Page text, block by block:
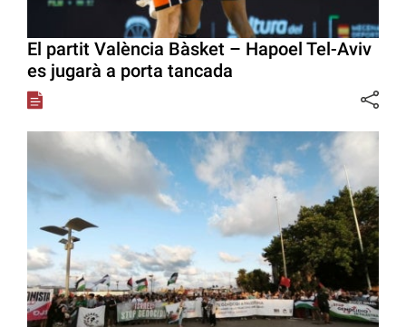
El partit València Bàsket – Hapoel Tel-Aviv
es jugarà a porta tancada